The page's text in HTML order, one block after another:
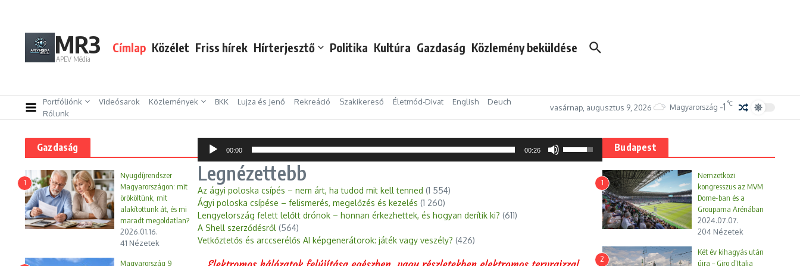
MR3
APEV Média
Címlap Közélet Friss hírek Hírterjesztő Politika Kultúra Gazdaság Közlemény beküldése
Portfóliónk Videósarok Közlemények BKK Lujza és Jenő Rekreáció Szakikereső Életmód-Divat English
Deuch
Rólunk
vasárnap, augusztus 9, 2026 Magyarország -1 °C
Gazdaság
1
Nyugdíjrendszer
Magyarországon: mit
örököltünk, mit
alakítottunk át, és mi
maradt megoldatlan?
2026.01.16.
41 Nézetek
Magyarország 9
Audió
lejátszó
00:00 00:26
növeléséhez,
csökkentéséhez
billentyűket
használni.
Legnézettebb
Az ágyi poloska csípés – nem árt, ha tudod mit kell tenned (1 554)
Ágyi poloska csípése – felismerés, megelőzés és kezelés (1 260)
Lengyelország felett lelőtt drónok – honnan érkezhettek, és hogyan derítik ki? (611)
A Shell szerződésről (564)
Vetkőztetős és arccserélős AI képgenerátorok: játék vagy veszély? (426)
Budapest
1
Nemzetközi
kongresszus az MVM
Dome-ban és a
Groupama Arénában
2024.07.07.
204 Nézetek
2
Két év kihagyás után
újra – Giro d’Italia